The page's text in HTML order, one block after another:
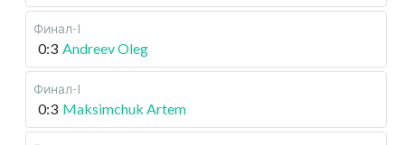
Финал-I
0:3 Andreev Oleg
Финал-I
0:3 Maksimchuk Artem